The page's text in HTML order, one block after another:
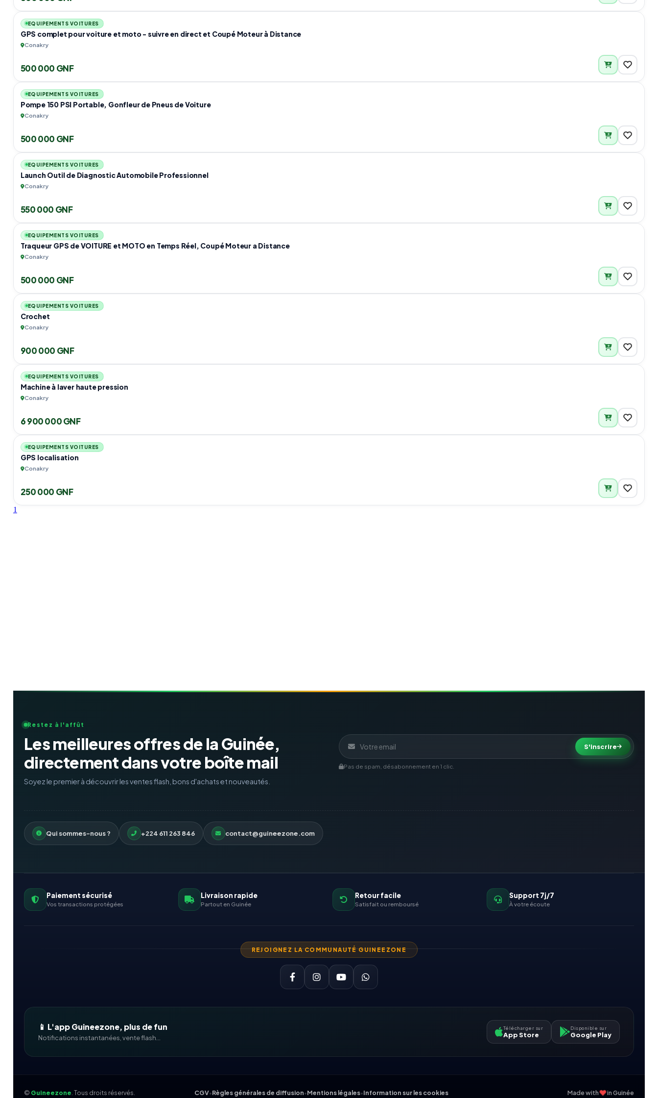
EQUIPEMENTS VOITURES
GPS complet pour voiture et moto - suivre en direct et Coupé Moteur à Distance
Conakry
500 000 GNF
EQUIPEMENTS VOITURES
Pompe 150 PSI Portable, Gonfleur de Pneus de Voiture
Conakry
500 000 GNF
EQUIPEMENTS VOITURES
Launch Outil de Diagnostic Automobile Professionnel
Conakry
550 000 GNF
EQUIPEMENTS VOITURES
Traqueur GPS de VOITURE et MOTO en Temps Réel, Coupé Moteur a Distance
Conakry
500 000 GNF
EQUIPEMENTS VOITURES
Crochet
Conakry
900 000 GNF
EQUIPEMENTS VOITURES
Machine à laver haute pression
Conakry
6 900 000 GNF
EQUIPEMENTS VOITURES
GPS localisation
Conakry
250 000 GNF
1
Restez à l'affût
Les meilleures offres de la Guinée,
directement dans votre boîte mail
Soyez le premier à découvrir les ventes flash, bons d'achats et nouveautés.
S'inscrire
Pas de spam, désabonnement en 1 clic.
Qui sommes-nous ? +224 611 263 846 contact@guineezone.com
Paiement sécurisé
Vos transactions protégées
Livraison rapide
Partout en Guinée
Retour facile
Satisfait ou remboursé
Support 7j/7
À votre écoute
REJOIGNEZ LA COMMUNAUTÉ GUINEEZONE
📱 L'app Guineezone, plus de fun
Notifications instantanées, vente flash...
Télécharger sur
App Store
Disponible sur
Google Play
© Guineezone . Tous droits réservés. CGV•Règles générales de diffusion•Mentions légales•Information sur les cookies Made with❤in Guinée